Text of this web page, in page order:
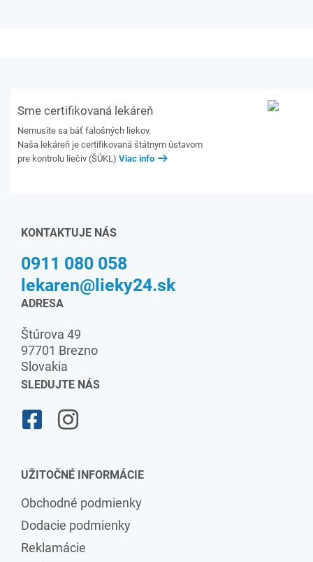
Sme certifikovaná lekáreň
Nemusíte sa báť falošných liekov.
Naša lekáreň je certifikovaná štátnym ústavom
pre kontrolu liečiv (ŠÚKL) Viac info
KONTAKTUJE NÁS
0911 080 058
lekaren@lieky24.sk
ADRESA
Štúrova 49
97701 Brezno
Slovakia
SLEDUJTE NÁS
UŽITOČNÉ INFORMÁCIE
Obchodné podmienky
Dodacie podmienky
Reklamácie